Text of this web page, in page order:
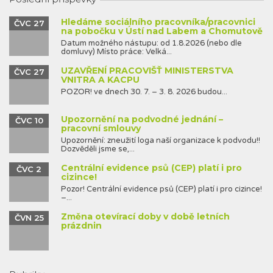
Hledáme sociálního pracovníka/pracovnici
na pobočku v Ústí nad Labem a Chomutově
ČVC 27
Datum možného nástupu: od 1.8.2026 (nebo dle
domluvy) Místo práce: Velká...
UZAVŘENÍ PRACOVIŠŤ MINISTERSTVA
VNITRA A KACPU
ČVC 27
POZOR! ve dnech 30. 7. – 3. 8. 2026 budou...
Upozornění na podvodné jednání –
pracovní smlouvy
ČVC 10
Upozornění: zneužití loga naší organizace k podvodu!!
Dozvěděli jsme se,...
Centrální evidence psů (CEP) platí i pro
cizince!
ČVC 2
Pozor! Centrální evidence psů (CEP) platí i pro cizince!
–...
Změna otevírací doby v době letních
prázdnin
ČVN 25